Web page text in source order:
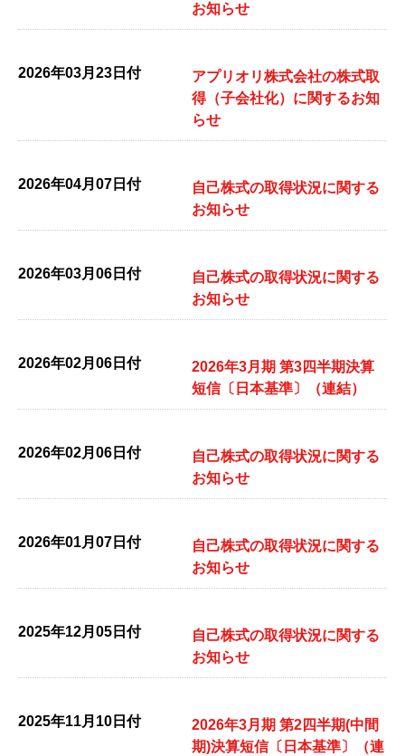
お知らせ
2026年03月23日付
アプリオリ株式会社の株式取
得（子会社化）に関するお知
らせ
2026年04月07日付
自己株式の取得状況に関する
お知らせ
2026年03月06日付
自己株式の取得状況に関する
お知らせ
2026年02月06日付
2026年3月期 第3四半期決算
短信〔日本基準〕（連結）
2026年02月06日付
自己株式の取得状況に関する
お知らせ
2026年01月07日付
自己株式の取得状況に関する
お知らせ
2025年12月05日付
自己株式の取得状況に関する
お知らせ
2025年11月10日付
2026年3月期 第2四半期(中間
期)決算短信〔日本基準〕（連